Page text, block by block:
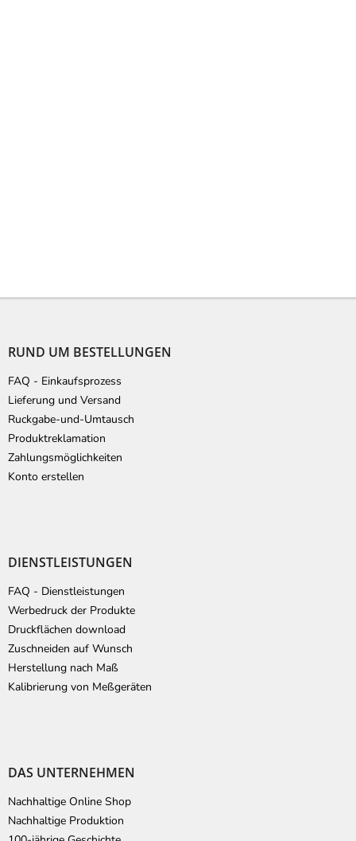
RUND UM BESTELLUNGEN
FAQ - Einkaufsprozess
Lieferung und Versand
Ruckgabe-und-Umtausch
Produktreklamation
Zahlungsmöglichkeiten
Konto erstellen
DIENSTLEISTUNGEN
FAQ - Dienstleistungen
Werbedruck der Produkte
Druckflächen download
Zuschneiden auf Wunsch
Herstellung nach Maß
Kalibrierung von Meßgeräten
DAS UNTERNEHMEN
Nachhaltige Online Shop
Nachhaltige Produktion